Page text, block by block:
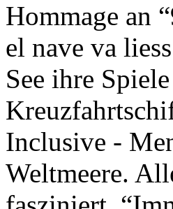
Hommage an
el nave va
See ihre
Inclusive -
Weltmeere.